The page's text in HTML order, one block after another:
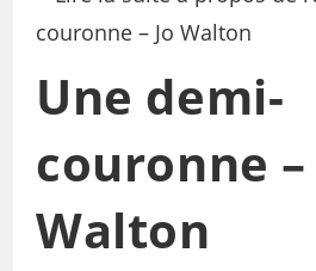
Une demi-
couronne –
Walton